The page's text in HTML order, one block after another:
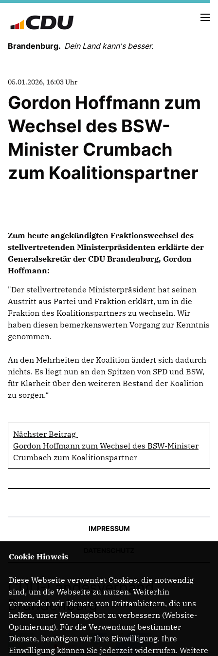
Brandenburg. Dein Land kann's besser.
LANDESVORSTAND
LANDESGESCHÄFTSSTELLE
ORGANISATION
KREISVERBÄNDE
VEREINIGUNGEN UND SONDERORGANISATIONEN
LANDESFACHAUSSCHÜSSE
IM LANDTAG
IN DER LANDESREGIERUNG
IM EUROPÄISCHEN PARLAMENT
NEWSLETTER ABONNIEREN
BILDER
75 JAHRE CDU BRANDENBURG
PRESSE
Mitglied werden
05.01.2026, 16:03 Uhr
Gordon Hoffmann zum
Wechsel des BSW-
Minister Crumbach
zum Koalitionspartner
Zum heute angekündigten Fraktionswechsel des
stellvertretenden Ministerpräsidenten erklärte der
Generalsekretär der CDU Brandenburg, Gordon
Hoffmann:
"Der stellvertretende Ministerpräsident hat seinen
Austritt aus Partei und Fraktion erklärt, um in die
Fraktion des Koalitionspartners zu wechseln. Wir
haben diesen bemerkenswerten Vorgang zur Kenntnis
genommen.
An den Mehrheiten der Koalition ändert sich dadurch
nichts. Es liegt nun an den Spitzen von SPD und BSW,
für Klarheit über den weiteren Bestand der Koalition
zu sorgen.“
Nächster Beitrag
Gordon Hoffmann zum Wechsel des BSW-Minister
Crumbach zum Koalitionspartner
IMPRESSUM
CDU-Landesverband
Brandenburg
Cookie Hinweis
Diese Webseite verwendet Cookies, die notwendig
sind, um die Webseite zu nutzen. Weiterhin
verwenden wir Dienste von Drittanbietern, die uns
helfen, unser Webangebot zu verbessern (Website-
Optmierung). Für die Verwendung bestimmter
Dienste, benötigen wir Ihre Einwilligung. Ihre
Einwilligung können Sie jederzeit widerrufen. Weitere